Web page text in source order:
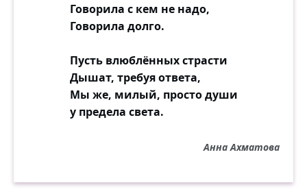
Говорила с кем не надо,
Говорила долго.
Пусть влюблённых страсти
Дышат, требуя ответа,
Мы же, милый, просто души
у предела света.
Анна Ахматова